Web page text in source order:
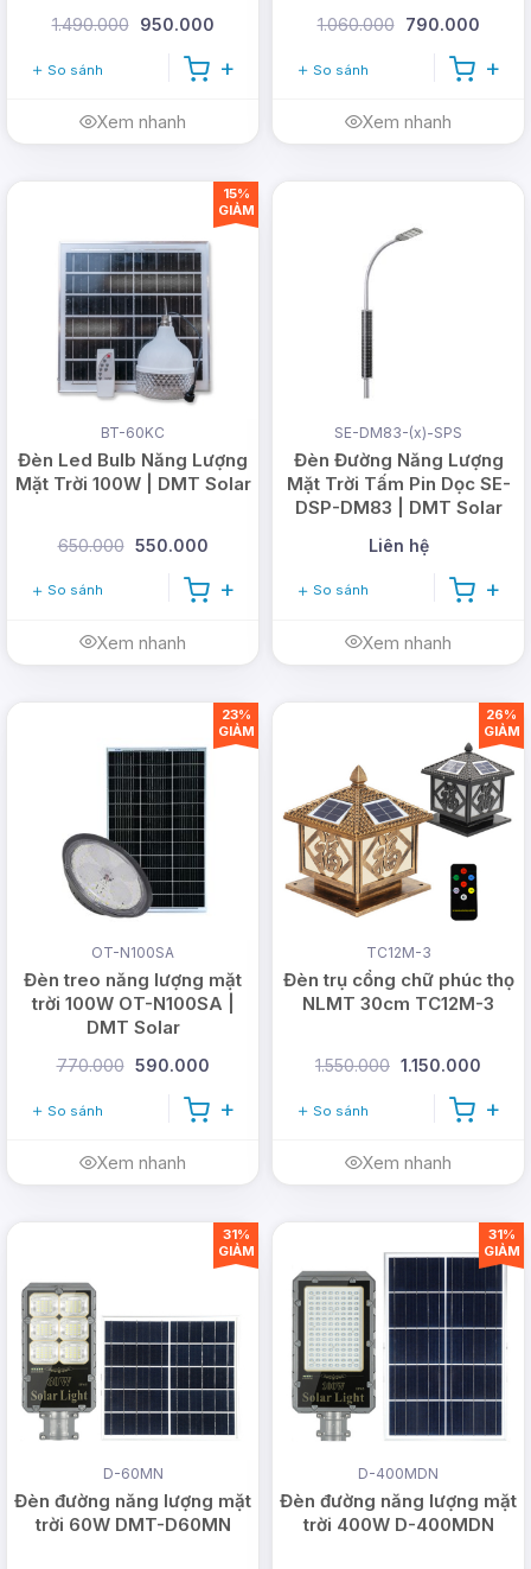
1.490.000 950.000
So sánh
Xem nhanh
1.060.000 790.000
So sánh
Xem nhanh
BT-60KC
Đèn Led Bulb Năng Lượng
Mặt Trời 100W | DMT Solar
650.000 550.000
So sánh
Xem nhanh
15%
GIẢM
SE-DM83-(x)-SPS
Đèn Đường Năng Lượng
Mặt Trời Tấm Pin Dọc SE-
DSP-DM83 | DMT Solar
Liên hệ
So sánh
Xem nhanh
OT-N100SA
Đèn treo năng lượng mặt
trời 100W OT-N100SA |
DMT Solar
770.000 590.000
So sánh
Xem nhanh
23%
GIẢM
TC12M-3
Đèn trụ cổng chữ phúc thọ
NLMT 30cm TC12M-3
1.550.000 1.150.000
So sánh
Xem nhanh
26%
GIẢM
D-60MN
Đèn đường năng lượng mặt
trời 60W DMT-D60MN
31%
GIẢM
D-400MDN
Đèn đường năng lượng mặt
trời 400W D-400MDN
31%
GIẢM